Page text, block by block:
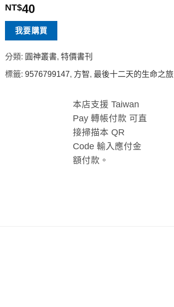
NT$40
我要購買
分類: 圓神叢書,特價書刊
標籤:9576799147, 方智, 最後十二天的生命之旅
本店支援 Taiwan
Pay 轉帳付款 可直
接掃描本 QR
Code 輸入應付金
額付款。